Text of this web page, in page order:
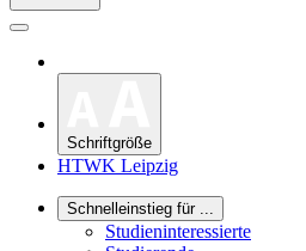
Schriftgröße
HTWK Leipzig
Schnelleinstieg für ...
Studieninteressierte